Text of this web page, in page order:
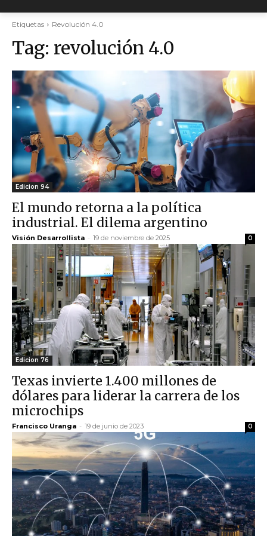
Etiquetas Revolución 4.0
Tag: revolución 4.0
Edicion 94
El mundo retorna a la política
industrial. El dilema argentino
Visión Desarrollista - 19 de noviembre de 2025 0
Edicion 76
Texas invierte 1.400 millones de
dólares para liderar la carrera de los
microchips
Francisco Uranga - 19 de junio de 2023 0